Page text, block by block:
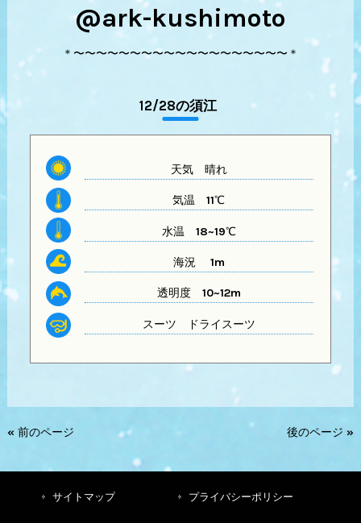
@ark-kushimoto
＊〜〜〜〜〜〜〜〜〜〜〜〜〜〜〜〜〜〜〜＊
12/28の須江
天気晴れ
気温 11℃
水温 18~19℃
海況 1m
透明度10~12m
スーツ ドライスーツ
« 前のページ 後のページ »
サイトマップ プライバシーポリシー